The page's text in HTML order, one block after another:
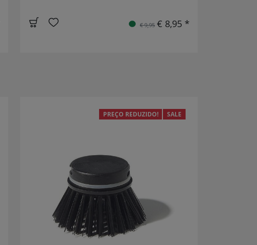
€ 9,95 € 8,95 *
PREÇO REDUZIDO! SALE